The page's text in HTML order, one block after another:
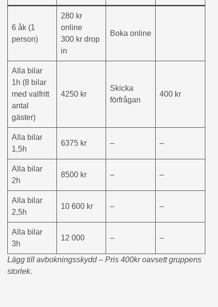
6 åk (1
person)
280 kr
online
300 kr drop
in
Boka online
Alla bilar
1h (8 bilar
med valfritt
antal
gäster)
4250 kr
Skicka
förfrågan
400 kr
Alla bilar
1,5h
6375 kr – –
Alla bilar
2h
8500 kr – –
Alla bilar
2,5h
10 600 kr – –
Alla bilar
3h
12 000 – –
Lägg till avbokningsskydd – Pris 400kr oavsett gruppens
storlek.